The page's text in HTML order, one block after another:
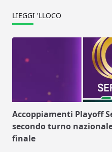
LIEGGI 'LLOCO
Accoppiamenti Playoff
secondo turno
finale